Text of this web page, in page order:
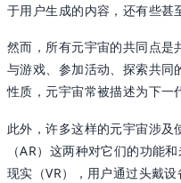
于用户生成的内容，还有些甚
然而，所有元宇宙的共同点是
与游戏、参加活动、探索共同
性质，元宇宙常被描述为下一
此外，许多这样的元宇宙涉及
（AR）这两种对它们的功能
现实（VR），用户通过头戴